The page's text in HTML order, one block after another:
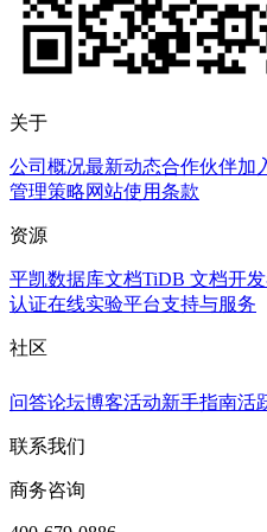
关于
公司概况最新动态合作伙伴加
管理策略网站使用条款
资源
平凯数据库文档TiDB 文档开
认证在线实验平台支持与服务
社区
问答论坛博客活动新手指南活
联系我们
商务咨询